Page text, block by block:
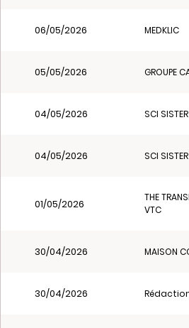
06/05/2026 MEDKLIC
05/05/2026 GROUPE
04/05/2026 SCI
04/05/2026 SCI
01/05/2026
THE
VTC
30/04/2026 MAISON
30/04/2026